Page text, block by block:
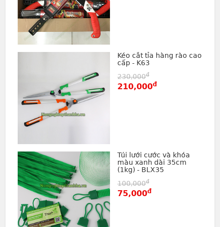
Kéo cắt tỉa hàng rào cao
cấp - K63
230,000đ
210,000đ
Túi lưới cước và khóa
màu xanh dài 35cm
(1kg) - BLX35
100,000đ
75,000đ